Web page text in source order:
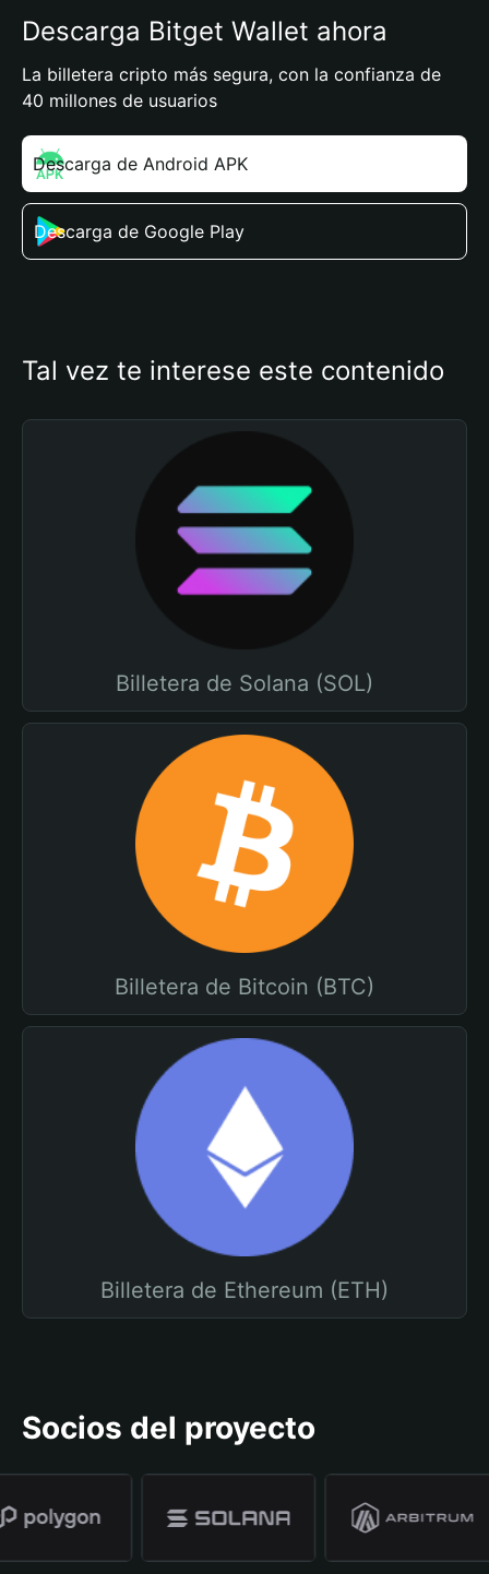
Descarga Bitget Wallet ahora
La billetera cripto más segura, con la confianza de
40 millones de usuarios
Descarga de Android APK
Descarga de Google Play
Tal vez te interese este contenido
Billetera de Solana (SOL)
Billetera de Bitcoin (BTC)
Billetera de Ethereum (ETH)
Socios del proyecto